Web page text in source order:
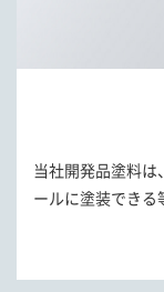
当社開発品塗料は
ールに塗装できる